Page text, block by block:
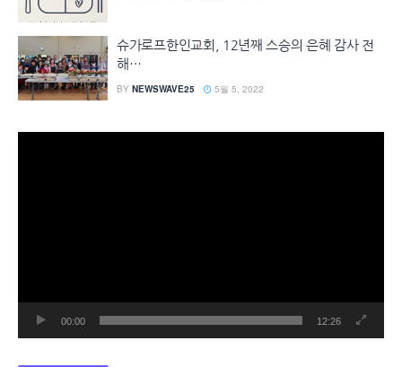
슈가로프한인교회, 12년째 스승의 은혜 감사 전
해…
BY NEWSWAVE25 5월 5, 2022
00:00 12:26